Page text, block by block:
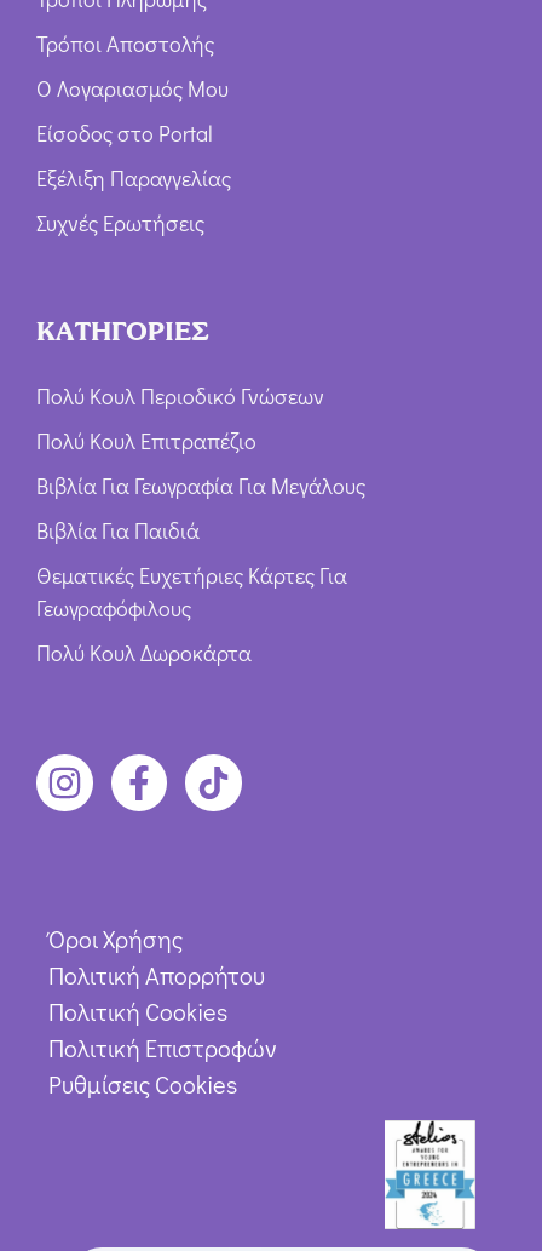
Τρόποι Αποστολής
Ο Λογαριασμός Μου
Είσοδος στο Portal
Εξέλιξη Παραγγελίας
Συχνές Ερωτήσεις
ΚΑΤΗΓΟΡΙΕΣ
Πολύ Κουλ Περιοδικό Γνώσεων
Πολύ Κουλ Επιτραπέζιο
Βιβλία Για Γεωγραφία Για Μεγάλους
Βιβλία Για Παιδιά
Θεματικές Ευχετήριες Κάρτες Για
Γεωγραφόφιλους
Πολύ Κουλ Δωροκάρτα
Όροι Χρήσης
Πολιτική Απορρήτου
Πολιτική Cookies
Πολιτική Επιστροφών
Ρυθμίσεις Cookies